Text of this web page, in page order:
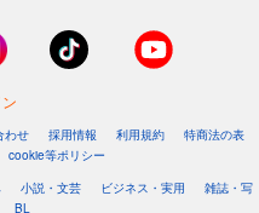
わせ 採用情報 利用規約
特商法の表
cookie等ポリシー
小説・文芸 ビジネス・実用
雑誌・写
BL